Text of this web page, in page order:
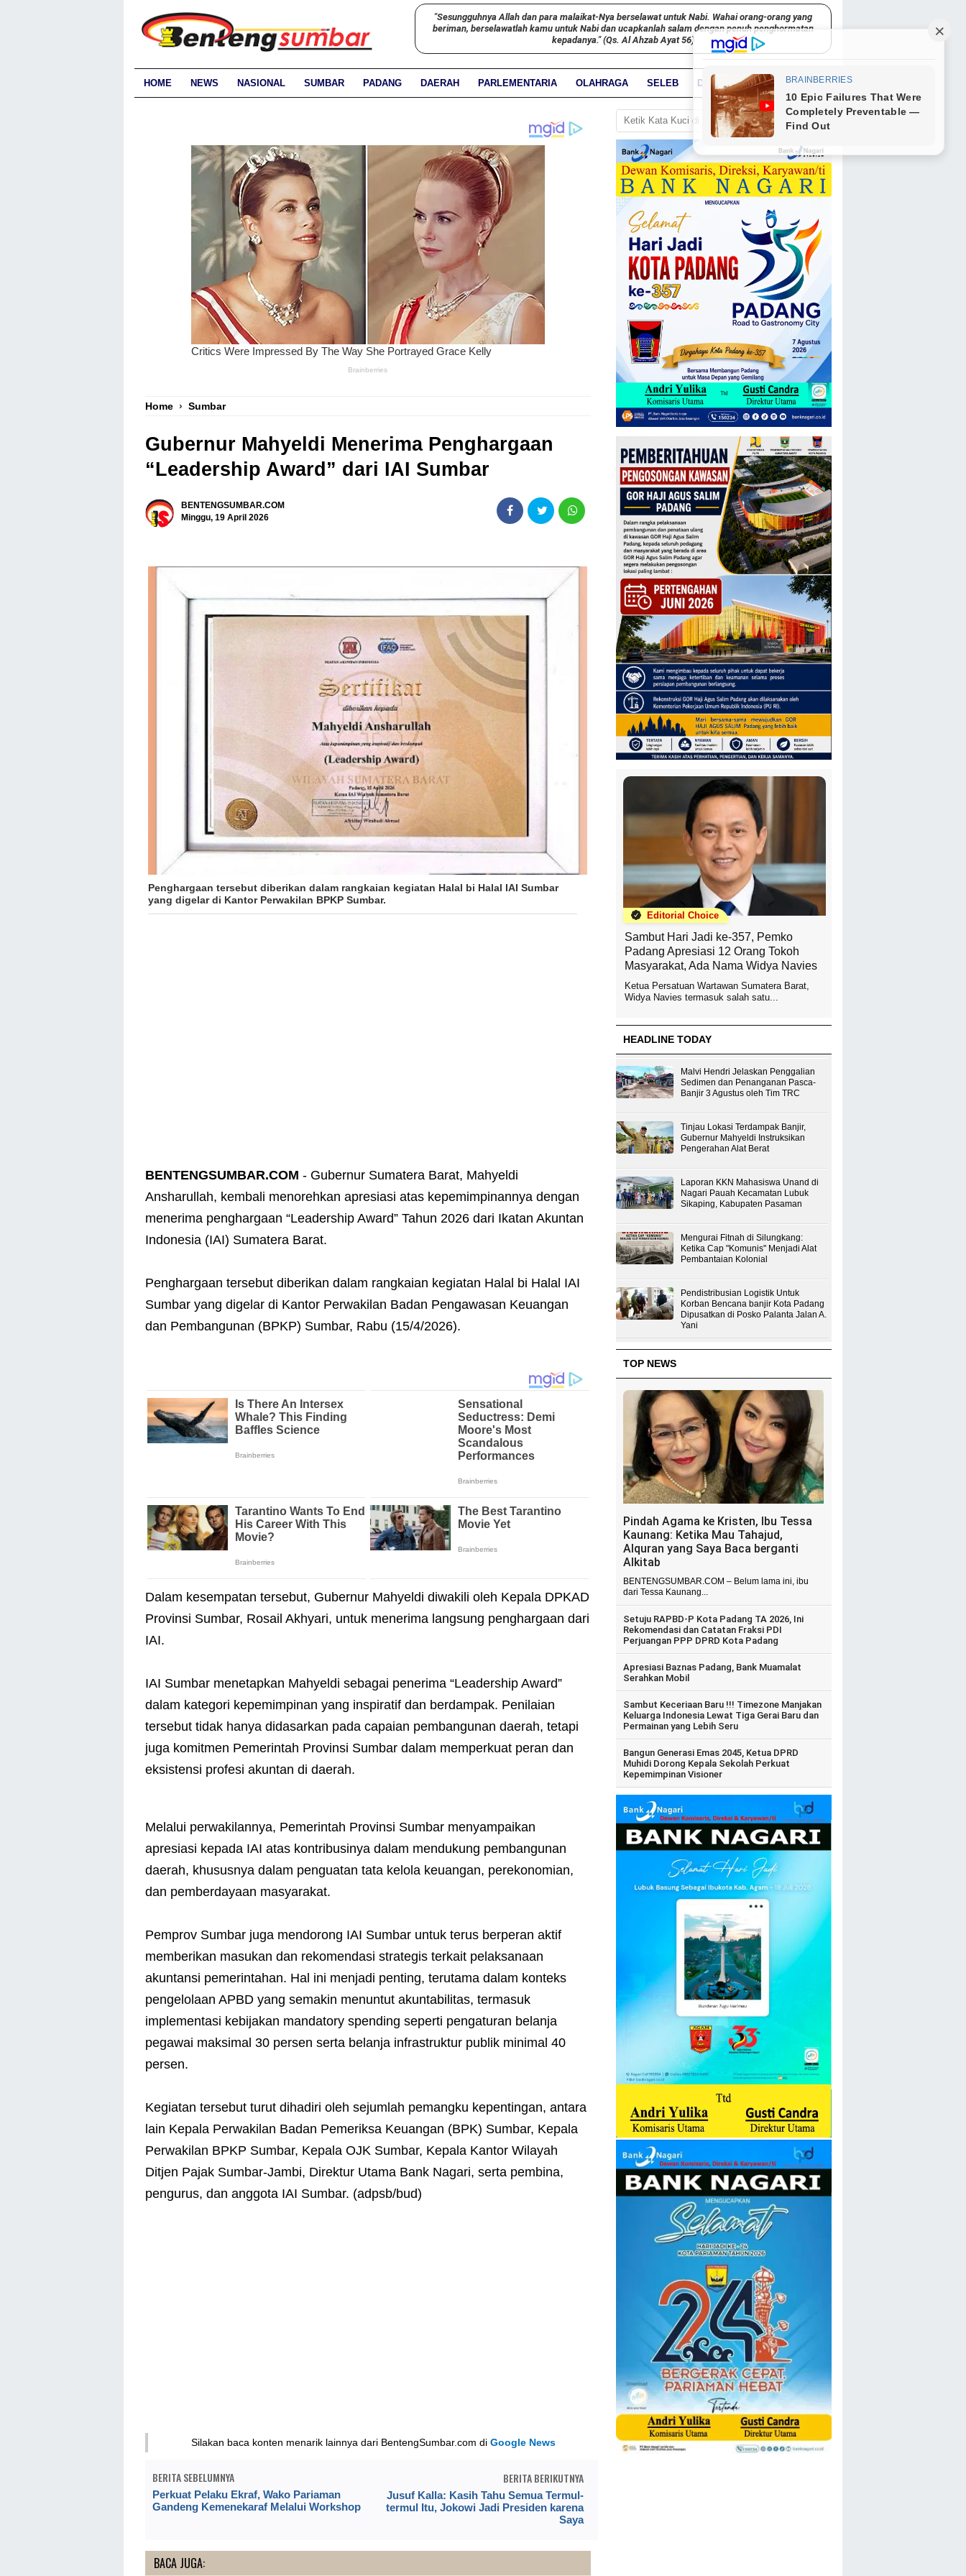
"Sesungguhnya Allah dan para malaikat-Nya berselawat untuk Nabi. Wahai orang-orang yang
beriman, berselawatlah kamu untuk Nabi dan ucapkanlah salam dengan penuh penghormatan
kepadanya." (Qs. Al Ahzab Ayat 56)
HOME NEWS NASIONAL SUMBAR PADANG DAERAH PARLEMENTARIA OLAHRAGA SELEB DUNIA PARIWARA
Home › Sumbar
Gubernur Mahyeldi Menerima Penghargaan
“Leadership Award” dari IAI Sumbar
BENTENGSUMBAR.COM
Minggu, 19 April 2026
Penghargaan tersebut diberikan dalam rangkaian kegiatan Halal bi Halal IAI Sumbar
yang digelar di Kantor Perwakilan BPKP Sumbar.
BENTENGSUMBAR.COM - Gubernur Sumatera Barat, Mahyeldi
Ansharullah, kembali menorehkan apresiasi atas kepemimpinannya dengan
menerima penghargaan “Leadership Award” Tahun 2026 dari Ikatan Akuntan
Indonesia (IAI) Sumatera Barat.
Penghargaan tersebut diberikan dalam rangkaian kegiatan Halal bi Halal IAI
Sumbar yang digelar di Kantor Perwakilan Badan Pengawasan Keuangan
dan Pembangunan (BPKP) Sumbar, Rabu (15/4/2026).
Dalam kesempatan tersebut, Gubernur Mahyeldi diwakili oleh Kepala DPKAD
Provinsi Sumbar, Rosail Akhyari, untuk menerima langsung penghargaan dari
IAI.
IAI Sumbar menetapkan Mahyeldi sebagai penerima “Leadership Award”
dalam kategori kepemimpinan yang inspiratif dan berdampak. Penilaian
tersebut tidak hanya didasarkan pada capaian pembangunan daerah, tetapi
juga komitmen Pemerintah Provinsi Sumbar dalam memperkuat peran dan
eksistensi profesi akuntan di daerah.
Melalui perwakilannya, Pemerintah Provinsi Sumbar menyampaikan
apresiasi kepada IAI atas kontribusinya dalam mendukung pembangunan
daerah, khususnya dalam penguatan tata kelola keuangan, perekonomian,
dan pemberdayaan masyarakat.
Pemprov Sumbar juga mendorong IAI Sumbar untuk terus berperan aktif
memberikan masukan dan rekomendasi strategis terkait pelaksanaan
akuntansi pemerintahan. Hal ini menjadi penting, terutama dalam konteks
pengelolaan APBD yang semakin menuntut akuntabilitas, termasuk
implementasi kebijakan mandatory spending seperti pengaturan belanja
pegawai maksimal 30 persen serta belanja infrastruktur publik minimal 40
persen.
Kegiatan tersebut turut dihadiri oleh sejumlah pemangku kepentingan, antara
lain Kepala Perwakilan Badan Pemeriksa Keuangan (BPK) Sumbar, Kepala
Perwakilan BPKP Sumbar, Kepala OJK Sumbar, Kepala Kantor Wilayah
Ditjen Pajak Sumbar-Jambi, Direktur Utama Bank Nagari, serta pembina,
pengurus, dan anggota IAI Sumbar. (adpsb/bud)
Silakan baca konten menarik lainnya dari BentengSumbar.com diGoogle News
BERITA SEBELUMNYA
Perkuat Pelaku Ekraf, Wako Pariaman
Gandeng Kemenekaraf Melalui Workshop
BERITA BERIKUTNYA
Jusuf Kalla: Kasih Tahu Semua Termul-
termul Itu, Jokowi Jadi Presiden karena
Saya
BACA JUGA:
GO
Editorial Choice
Sambut Hari Jadi ke-357, Pemko
Padang Apresiasi 12 Orang Tokoh
Masyarakat, Ada Nama Widya Navies
Ketua Persatuan Wartawan Sumatera Barat,
Widya Navies termasuk salah satu...
HEADLINE TODAY
Malvi Hendri Jelaskan Penggalian
Sedimen dan Penanganan Pasca-
Banjir 3 Agustus oleh Tim TRC
Tinjau Lokasi Terdampak Banjir,
Gubernur Mahyeldi Instruksikan
Pengerahan Alat Berat
Laporan KKN Mahasiswa Unand di
Nagari Pauah Kecamatan Lubuk
Sikaping, Kabupaten Pasaman
Mengurai Fitnah di Silungkang:
Ketika Cap "Komunis" Menjadi Alat
Pembantaian Kolonial
Pendistribusian Logistik Untuk
Korban Bencana banjir Kota Padang
Dipusatkan di Posko Palanta Jalan A.
Yani
TOP NEWS
Pindah Agama ke Kristen, Ibu Tessa
Kaunang: Ketika Mau Tahajud,
Alquran yang Saya Baca berganti
Alkitab
BENTENGSUMBAR.COM – Belum lama ini, ibu
dari Tessa Kaunang...
Setuju RAPBD-P Kota Padang TA 2026, Ini
Rekomendasi dan Catatan Fraksi PDI
Perjuangan PPP DPRD Kota Padang
Apresiasi Baznas Padang, Bank Muamalat
Serahkan Mobil
Sambut Keceriaan Baru !!! Timezone Manjakan
Keluarga Indonesia Lewat Tiga Gerai Baru dan
Permainan yang Lebih Seru
Bangun Generasi Emas 2045, Ketua DPRD
Muhidi Dorong Kepala Sekolah Perkuat
Kepemimpinan Visioner